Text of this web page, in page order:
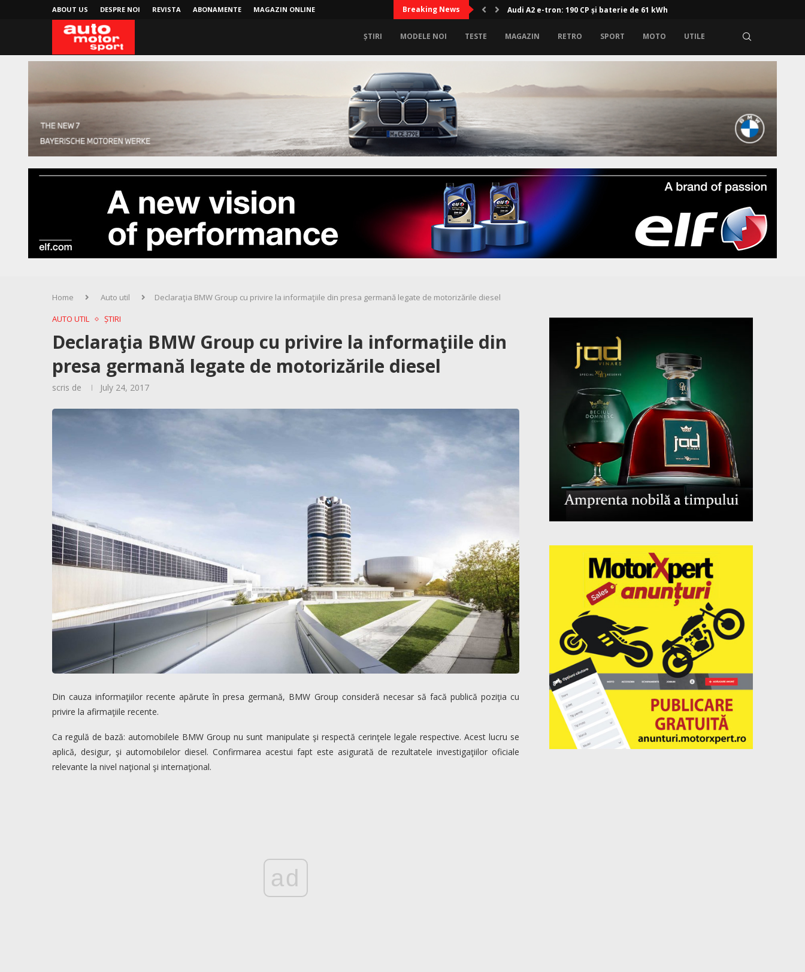
ABOUT US DESPRE NOI REVISTA ABONAMENTE MAGAZIN ONLINE Breaking News Audi A2 e-tron: 190 CP și baterie de 61 kWh
ȘTIRI MODELE NOI TESTE MAGAZIN RETRO SPORT MOTO UTILE
Home Auto util
Declaraţia BMW Group cu privire la informaţiile din presa germană legate de motorizările diesel
AUTO UTIL
ȘTIRI
Declaraţia BMW Group cu privire la informaţiile din
presa germană legate de motorizările diesel
scris de July 24, 2017
Din cauza informaţiilor recente apărute în presa germană, BMW Group consideră necesar să facă publică poziţia cu
privire la afirmaţiile recente.
Ca regulă de bază: automobilele BMW Group nu sunt manipulate şi respectă cerinţele legale respective. Acest lucru se
aplică, desigur, şi automobilelor diesel. Confirmarea acestui fapt este asigurată de rezultatele investigaţiilor oficiale
relevante la nivel naţional şi internaţional.
ad